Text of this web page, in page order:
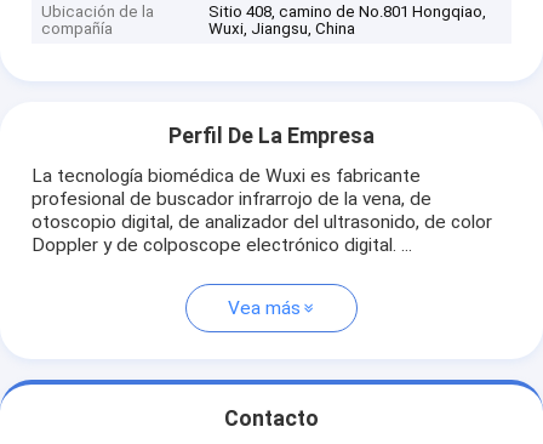
Ubicación de la
compañía
Sitio 408, camino de No.801 Hongqiao,
Wuxi, Jiangsu, China
Perfil De La Empresa
La tecnología biomédica de Wuxi es fabricante
profesional de buscador infrarrojo de la vena, de
otoscopio digital, de analizador del ultrasonido, de color
Doppler y de colposcope electrónico digital. ...
Vea más
Contacto